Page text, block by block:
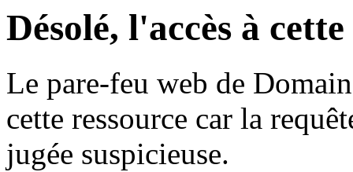
Désolé, l'accès à
Le pare-feu web de
cette ressource car la
jugée suspicieuse.